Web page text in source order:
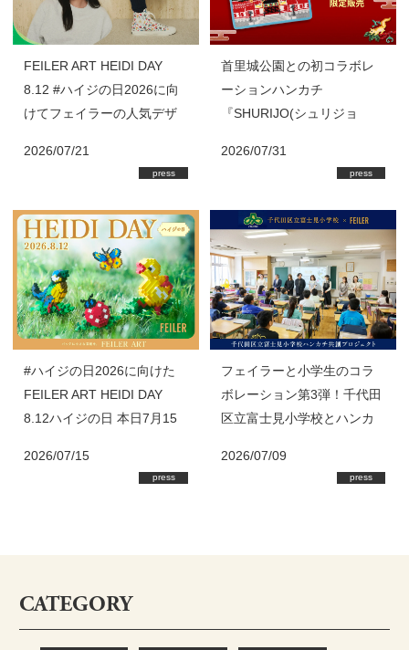
FEILER ART HEIDI DAY
8.12 #ハイジの日2026に向
けてフェイラーの人気デザ
2026/07/21
press
首里城公園との初コラボレ
ーションハンカチ
『SHURIJO(シュリジョ
販売 フェイラーではハン
カチの売上の一部を首里城
基金に寄付
2026/07/31
press
#ハイジの日2026に向けた
FEILER ART HEIDI DAY
8.12ハイジの日 本日7月15
2026/07/15
press
フェイラーと小学生のコラ
ボレーション第3弾！千代田
区立富士見小学校とハンカ
2026/07/09
press
CATEGORY